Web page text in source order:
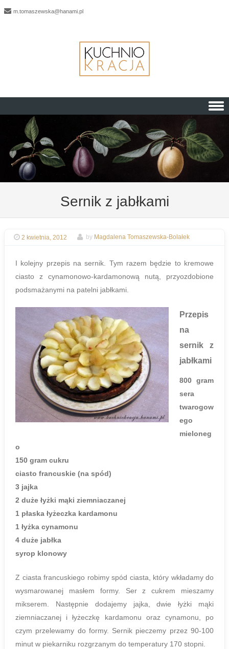
m.tomaszewska@hanami.pl
Skip to content
Sernik z jabłkami
2 kwietnia, 2012 by Magdalena Tomaszewska-Bolałek
I kolejny przepis na sernik. Tym razem będzie to kremowe
ciasto z cynamonowo-kardamonową nutą, przyozdobione
podsmażanymi na patelni jabłkami.
Przepis
na
sernik z
jabłkami
800 gram
sera
twarogow
ego
mieloneg
o
150 gram cukru
ciasto francuskie (na spód)
3 jajka
2 duże łyżki mąki ziemniaczanej
1 płaska łyżeczka kardamonu
1 łyżka cynamonu
4 duże jabłka
syrop klonowy
Z ciasta francuskiego robimy spód ciasta, który wkładamy do
wysmarowanej masłem formy. Ser z cukrem mieszamy
mikserem. Następnie dodajemy jajka, dwie łyżki mąki
ziemniaczanej i łyżeczkę kardamonu oraz cynamonu, po
czym przelewamy do formy. Sernik pieczemy przez 90-100
minut w piekarniku rozgrzanym do temperatury 170 stopni.